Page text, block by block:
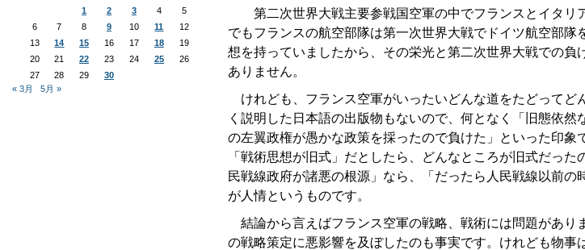
第二次世界大戦主要参戦国空軍の中でフランスとイタリ
でもフランスの航空部隊は第一次世界大戦でドイツ航空部
想を持っていましたから、その栄光と第二次世界大戦での負
ありません。
けれども、フランス空軍がいったいどんな道をたどってど
く説明した日本語の出版物もないので、何となく「旧態依
の左翼政権が愚かな政策を採ったので負けた」といった印象
「戦術思想が旧式」だとしたら、どんなところが旧式だっ
民戦線政府が諸悪の根源」なら、「だったら人民戦線以前
が人情というものです。
結論から言えばフランス空軍の戦略、戦術には問題があり
の戦略策定に悪影響を及ぼしたのも事実です。けれども物
1
2 3 4
5
6
7 8 9 10 11
12
13
14 15 16 17 18
19
20
21 22 23 24 25
26
27
28 29
30
« 3月
5月 »